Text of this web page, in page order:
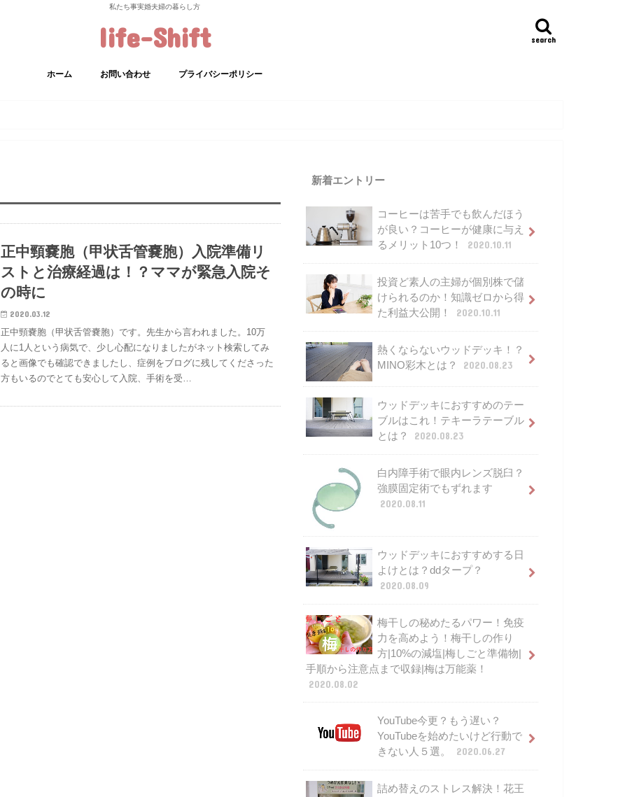
私たち事実婚夫婦の暮らし方
life-Shift search
ホーム お問い合わせ プライバシーポリシー
正中頸嚢胞（甲状舌管嚢胞）入院準備リ
ストと治療経過は！？ママが緊急入院そ
の時に
2020.03.12
正中頸嚢胞（甲状舌管嚢胞）です。先生から言われました。10万
人に1人という病気で、少し心配になりましたがネット検索してみ
ると画像でも確認できましたし、症例をブログに残してくださった
方もいるのでとても安心して入院、手術を受…
新着エントリー
コーヒーは苦手でも飲んだほう
が良い？コーヒーが健康に与え
るメリット10つ！
2020.10.11
投資ど素人の主婦が個別株で儲
けられるのか！知識ゼロから得
た利益大公開！
2020.10.11
熱くならないウッドデッキ！？
MINO彩木とは？
2020.08.23
ウッドデッキにおすすめのテー
ブルはこれ！テキーラテーブル
とは？
2020.08.23
白内障手術で眼内レンズ脱臼？
強膜固定術でもずれます
2020.08.11
ウッドデッキにおすすめする日
よけとは？ddタープ？
2020.08.09
梅干しの秘めたるパワー！免疫
力を高めよう！梅干しの作り
方|10%の減塩|梅しごと準備物|
手順から注意点まで収録|梅は万能薬！
2020.08.02
YouTube今更？もう遅い？
YouTubeを始めたいけど行動で
きない人５選。
2020.06.27
詰め替えのストレス解決！花王